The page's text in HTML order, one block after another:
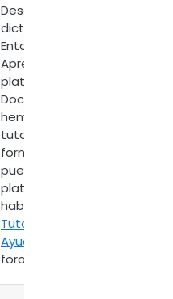
Desde el ministerio se estará
dictando una capacitación
Entornos Virtuales de
Aprendizaje (EVEA) a través
plataforma de Capacitación
Docente (
hemos creado un área con
tutoriales y documentación
formato PDF para que el
pueda dar sus primeros
plataforma sin la necesidad
haber realizado la
Tutoriales de Moodle
Ayuda
foros de consultas y otros